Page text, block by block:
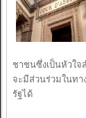
ชาชนซึ่งเป็นหัวใจ
จะมีส่วนร่วมในทา
รัฐได้